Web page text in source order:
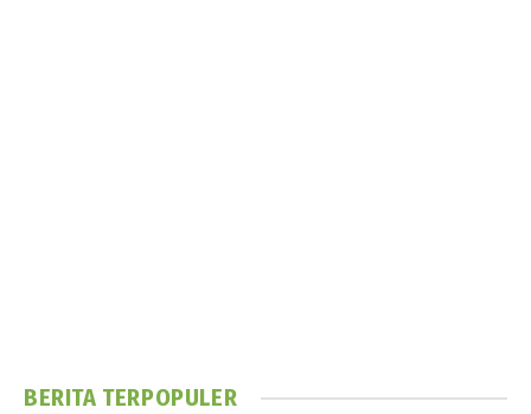
BERITA TERPOPULER